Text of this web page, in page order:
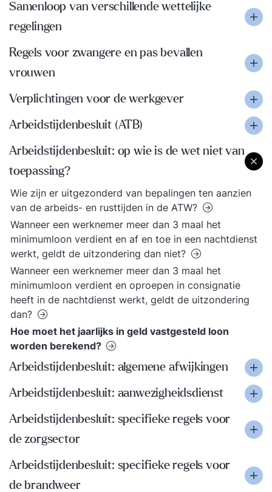
Samenloop van verschillende wettelijke
regelingen
Regels voor zwangere en pas bevallen
vrouwen
Verplichtingen voor de werkgever
Arbeidstijdenbesluit (ATB)
Arbeidstijdenbesluit: op wie is de wet niet van
toepassing?
Wie zijn er uitgezonderd van bepalingen ten aanzien
van de arbeids- en rusttijden in de ATW?
Wanneer een werknemer meer dan 3 maal het
minimumloon verdient en af en toe in een nachtdienst
werkt, geldt de uitzondering dan niet?
Wanneer een werknemer meer dan 3 maal het
minimumloon verdient en oproepen in consignatie
heeft in de nachtdienst werkt, geldt de uitzondering
dan?
Hoe moet het jaarlijks in geld vastgesteld loon
worden berekend?
Arbeidstijdenbesluit: algemene afwijkingen
Arbeidstijdenbesluit: aanwezigheidsdienst
Arbeidstijdenbesluit: specifieke regels voor
de zorgsector
Arbeidstijdenbesluit: specifieke regels voor
de brandweer